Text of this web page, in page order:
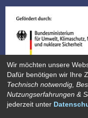
Wir möchten unsere
Dafür benötigen wir Ihre
Technisch notwendig,
Nutzungserfahrungen &
jederzeit unter